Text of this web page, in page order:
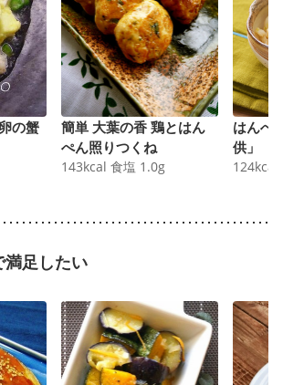
の蟹
簡単 大葉の香 鶏とはん
ぺん照りつくね
143kcal 食塩 1.0g
はんぺ
供」
124kcal
足したい